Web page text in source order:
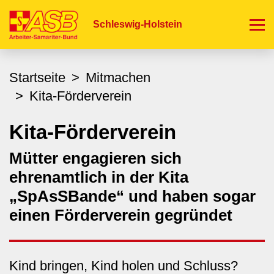
zum
Schleswig-Holstein
Startseite
Mitmachen
Kita-Förderverein
Kita-Förderverein
Mütter engagieren sich
ehrenamtlich in der Kita
„SpAsSBande“ und haben sogar
einen Förderverein gegründet
Kind bringen, Kind holen und Schluss?